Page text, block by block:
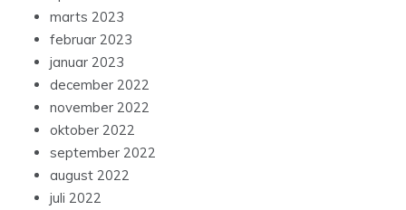
marts 2023
februar 2023
januar 2023
december 2022
november 2022
oktober 2022
september 2022
august 2022
juli 2022